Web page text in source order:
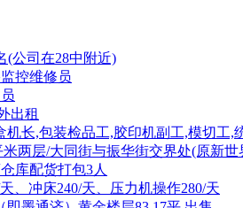
(公司在28中附近)
控维修员
出租
机长,包装检品工,胶印机副工,模切工,
两层/大同街与振华街交界处(原新
库配货打包3人
、冲床240/天、压力机操作280/天